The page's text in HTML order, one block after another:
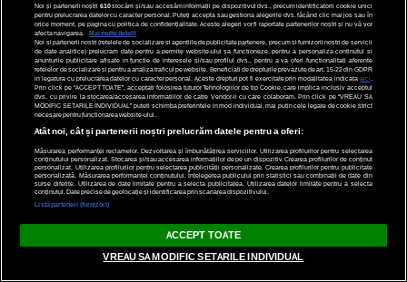
„Getuță scumpă, dar frumoasă
ești! Zici că ai mai slăbit. Te
i-a transmis mama Geta fiicei
sale, Getuța, după ce a venit la
ea cu flori de 8 martie
Noi și partenerii noștri 610stocăm și/sau accesăm informații pe dispozitivul dvs., precum identificatorii cookie unici
pentru prelucrarea datelor cu caracter personal. Puteți accepta sau gestiona alegerile dvs. făcând clic mai jos sau în
orice moment, pe pagina cu politica de confidențialitate. Aceste alegeri vor fi raportate partenerilor noștri și nu vă vor
afecta navigarea.
Mai multe detalii
Noi si partenerii nostri (retelele de socializare si agentiile de publicitate partenere, precum si furnizorii nostri de servicii
de date analitice) prelucram date pentru a permite website-ului sa functioneze, pentru a personaliza continutul si
anunturile publicitare afisate in functie de interesele si/sau profilul dvs., pentru a va oferi functionalitati aferente
retelelor de socializare si pentru a analiza traficul pe website. Beneficiati de drepturile prevazute de art. 15-22 din GDPR
in legatura cu prelucrarea datelor cu caracter personal. Aceste drepturi pot fi exercitate prin modalitatea indicata aici
Prin click pe “ACCEPT TOATE”, acceptati folosirea tuturor Tehnologiilor de tip Cookie, care implica inclusiv acceptul
dvs. cu privire la stocarea/accesarea informatiilor de catre Vendor-ii cu care colaboram. Prin click pe “VREAU SA
MODIFIC SETARILE INDIVIDUAL” puteti schimba preferintele in mod individual, mai putin cele legate de cookie strict
necesare pentru functionarea website-ului.
Atât noi, cât și partenerii noștri prelucrăm datele pentru a oferi:
Măsurarea performanței reclamelor. Dezvoltarea și îmbunătățirea serviciilor. Utilizarea profilurilor pentru selectarea
conținutului personalizat. Stocarea și/sau accesarea informațiilor de pe un dispozitiv. Crearea profilurilor de conținut
personalizat. Utilizarea profilurilor pentru selectarea publicității personalizate. Crearea profilurilor pentru publicitate
personalizată. Măsurarea performanței conținutului. Înțelegerea publicului prin statistici sau combinații de date din
surse diferite. Utilizarea de date limitate pentru a selecta publicitatea. Utilizarea datelor limitate pentru a selecta
conținutul. Date precise de geolocație și identificarea prin scanarea dispozitivului.
Listă parteneri (furnizori)
ACCEPT TOATE
VREAU SA MODIFIC SETARILE INDIVIDUAL